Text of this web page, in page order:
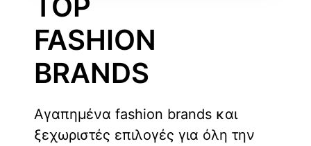
FASHION
BRANDS
Αγαπημένα fashion brands και
ξεχωριστές επιλογές για όλη την